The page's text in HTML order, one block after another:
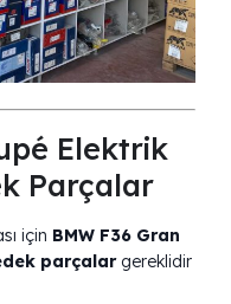
Elektrik
Parçalar
için BMW F36 Gran
parçalargereklidir